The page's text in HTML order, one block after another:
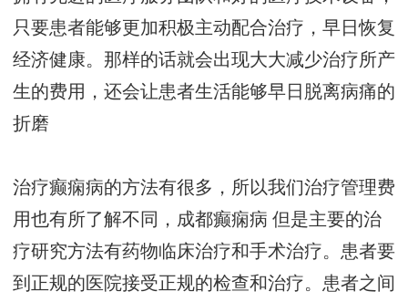
只要患者能够更加积极主动配合治疗，早日恢复
经济健康。那样的话就会出现大大减少治疗所产
生的费用，还会让患者生活能够早日脱离病痛的
折磨
治疗癫痫病的方法有很多，所以我们治疗管理费
用也有所了解不同， 成都癫痫病 但是主要的治
疗研究方法有药物临床治疗和手术治疗。患者要
到正规的医院接受正规的检查和治疗。患者之间